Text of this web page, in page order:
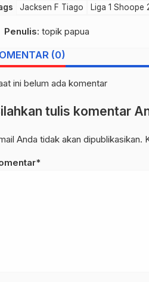
Jacksen F Tiago Liga 1 Shoope
Penulis: topik papua
(0)
ini belum ada komentar
tulis komentar
Anda tidak akan